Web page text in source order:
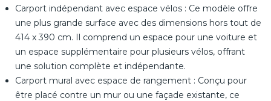
Carport indépendant avec espace vélos : Ce modèle offre
une plus grande surface avec des dimensions hors tout de
414 x 390 cm. Il comprend un espace pour une voiture et
un espace supplémentaire pour plusieurs vélos, offrant
une solution complète et indépendante.
Carport mural avec espace de rangement : Conçu pour
être placé contre un mur ou une façade existante, ce